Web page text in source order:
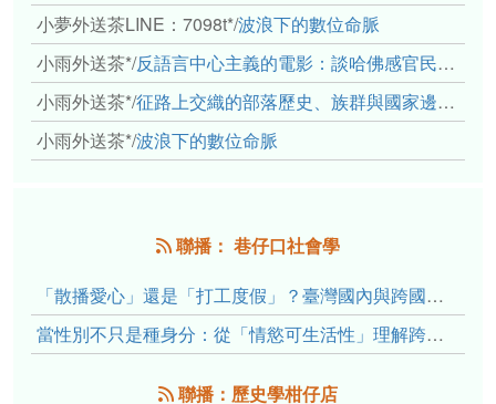
小夢外送茶LINE：7098t*/波浪下的數位命脈
小雨外送茶*/反語言中心主義的電影：談哈佛感官民族誌實驗室
小雨外送茶*/征路上交織的部落歷史、族群與國家邊界敘事： 《路有多長》、《高砂的翅膀》、《檔案／李光輝》
小雨外送茶*/波浪下的數位命脈
聯播： 巷仔口社會學
「散播愛心」還是「打工度假」？臺灣國內與跨國捐卵的利他修辭、金錢動機與身體代價
當性別不只是種身分：從「情慾可生活性」理解跨性別者的身體、慾望與認同探索
聯播：歷史學柑仔店